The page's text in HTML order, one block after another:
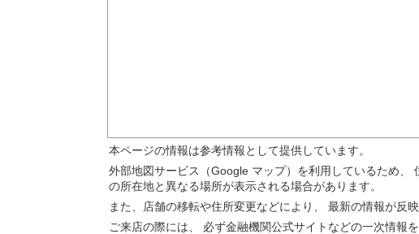
本ページの情報は参考情報として提供しています。
外部地図サービス（Google マップ）を利用しているため、
の所在地と異なる場所が表示される場合があります。
また、店舗の移転や住所変更などにより、 最新の情報が反
ご来店の際には、 必ず金融機関公式サイトなどの一次情報を